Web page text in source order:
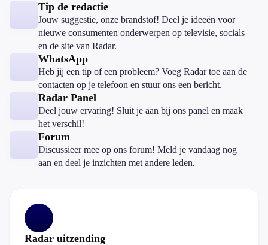
Tip de redactie
Jouw suggestie, onze brandstof! Deel je ideeën voor
nieuwe consumenten onderwerpen op televisie, socials
en de site van Radar.
WhatsApp
Heb jij een tip of een probleem? Voeg Radar toe aan de
contacten op je telefoon en stuur ons een bericht.
Radar Panel
Deel jouw ervaring! Sluit je aan bij ons panel en maak
het verschil!
Forum
Discussieer mee op ons forum! Meld je vandaag nog
aan en deel je inzichten met andere leden.
Radar uitzending